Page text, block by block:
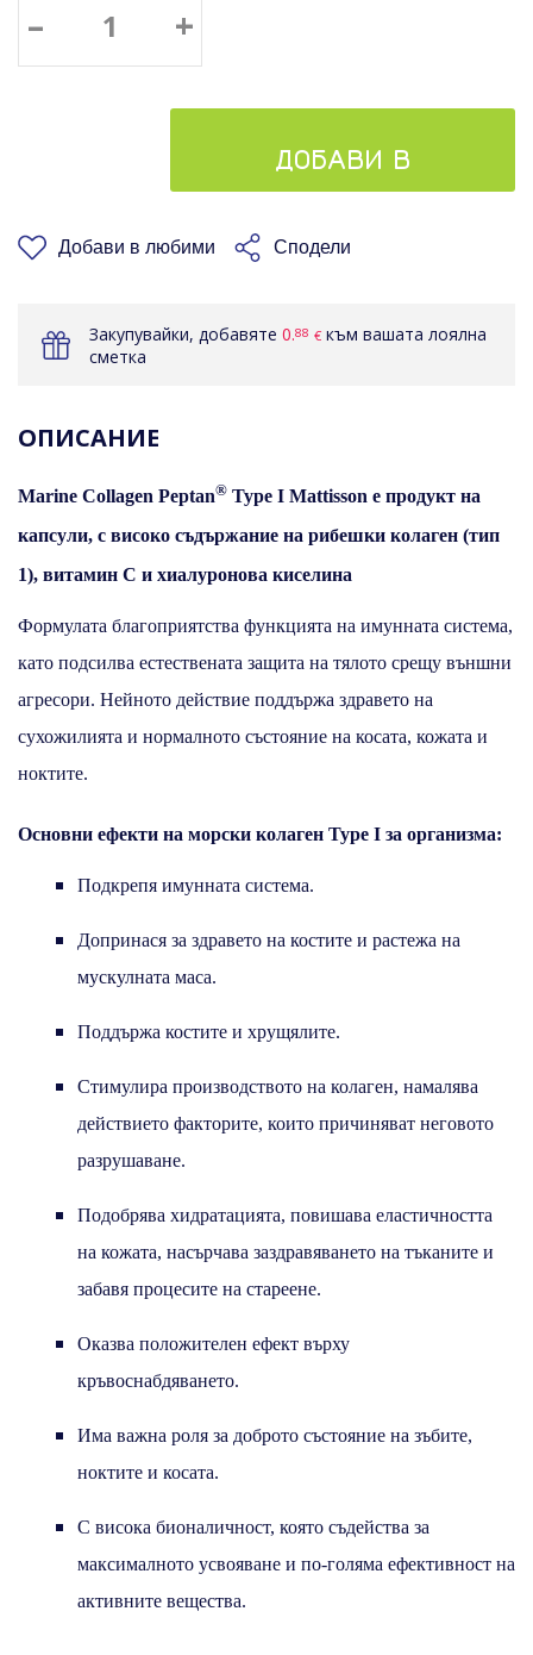
– +
ДОБАВИ В
КОШНИЦАТА
Добави в любими Сподели
Закупувайки, добавяте 0.88 € към вашата лоялна
сметка
ОПИСАНИЕ
Marine Collagen Peptan® Type I Mattisson е продукт на
капсули, с високо съдържание на рибешки колаген (тип
1), витамин C и хиалуронова киселина
Формулата благоприятства функцията на имунната система,
като подсилва естествената защита на тялото срещу външни
агресори. Нейното действие поддържа здравето на
сухожилията и нормалното състояние на косата, кожата и
ноктите.
Основни ефекти на морски колаген Type I за организма:
Подкрепя имунната система.
Допринася за здравето на костите и растежа на
мускулната маса.
Поддържа костите и хрущялите.
Стимулира производството на колаген, намалява
действието факторите, които причиняват неговото
разрушаване.
Подобрява хидратацията, повишава еластичността
на кожата, насърчава заздравяването на тъканите и
забавя процесите на стареене.
Оказва положителен ефект върху
кръвоснабдяването.
Има важна роля за доброто състояние на зъбите,
ноктите и косата.
С висока бионаличност, която съдейства за
максималното усвояване и по-голяма ефективност на
активните вещества.